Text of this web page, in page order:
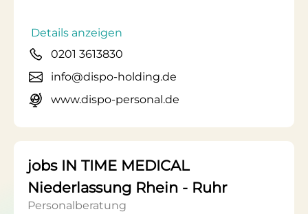
Details anzeigen
0201 3613830
info@dispo-holding.de
www.dispo-personal.de
jobs IN TIME MEDICAL
Niederlassung Rhein - Ruhr
Personalberatung